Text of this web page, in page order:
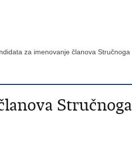
za imenovanje članova Stručnoga
Stručnoga